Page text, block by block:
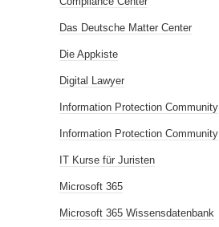
Das Deutsche Matter Center
Die Appkiste
Digital Lawyer
Information Protection Community
Information Protection Community
IT Kurse für Juristen
Microsoft 365
Microsoft 365 Wissensdatenbank